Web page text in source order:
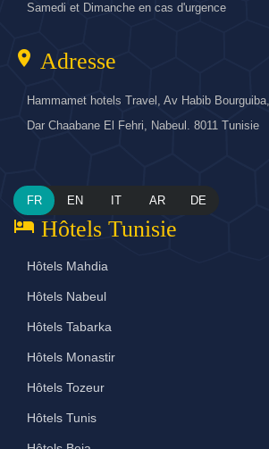
Samedi et Dimanche en cas d'urgence
location_on Adresse
Hammamet hotels Travel, Av Habib Bourguiba,
Dar Chaabane El Fehri, Nabeul. 8011 Tunisie
FR EN IT AR DE
hotel Hôtels Tunisie
Hôtels Mahdia
Hôtels Nabeul
Hôtels Tabarka
Hôtels Monastir
Hôtels Tozeur
Hôtels Tunis